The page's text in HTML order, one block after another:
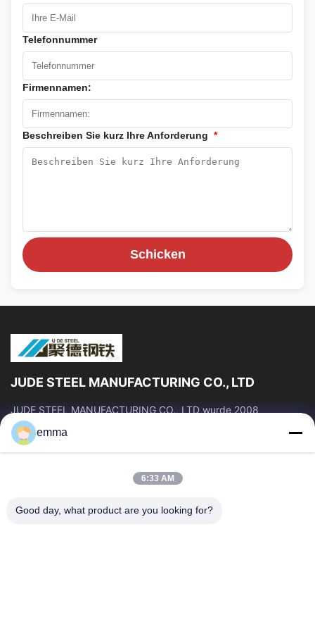
Telefonnummer
Firmennamen:
Beschreiben Sie kurz Ihre Anforderung *
Schicken
JUDE STEEL MANUFACTURING CO., LTD
JUDE STEEL MANUFACTURING CO., LTD wurde 2008
gegründet und ist ein professioneller Hersteller und Lieferant
von nahtlosen Stahlrohren und...
Schnelle Verbindungen
Produkte
Über Uns
Fabrik Tour
emma
6:33 AM
Good day, what product are you looking for?